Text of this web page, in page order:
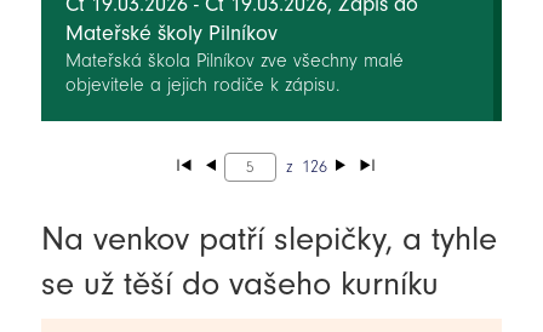
Mateřské školy Pilníkov
Mateřská škola Pilníkov zve všechny malé
objevitele a jejich rodiče k zápisu.
z 126
Na venkov patří slepičky, a tyhle
se už těší do vašeho kurníku